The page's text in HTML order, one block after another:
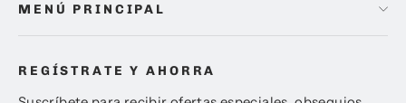
MENÚ PRINCIPAL
REGÍSTRATE Y AHORRA